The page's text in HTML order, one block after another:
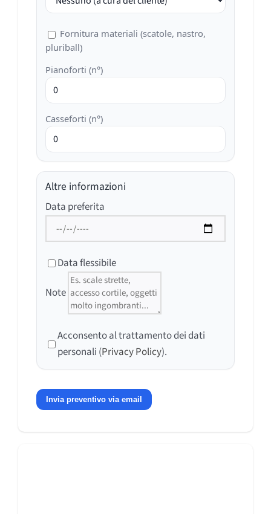
Fornitura materiali (scatole, nastro,
pluriball)
Pianoforti (n°)
Casseforti (n°)
Altre informazioni
Data preferita
Data flessibile
Note
Acconsento al trattamento dei dati
personali (Privacy Policy).
Invia preventivo via email